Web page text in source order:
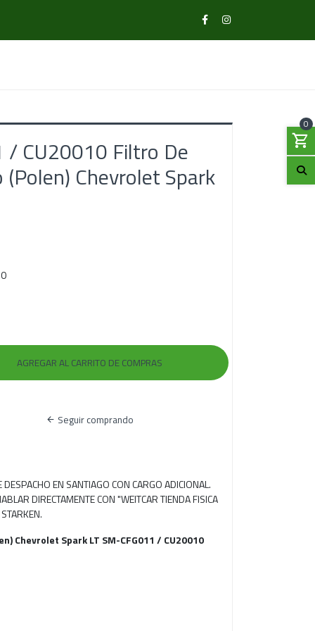
0
/ CU20010 Filtro De
Chevrolet Spark
Seguir comprando
EN SANTIAGO CON CARGO ADICIONAL.
DIRECTAMENTE CON "WEITCAR TIENDA FISICA
Chevrolet Spark LT SM-CFG011 / CU20010